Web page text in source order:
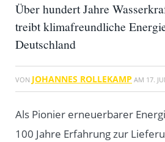
Über hundert Jahre
treibt klimafreundliche
Deutschland
VON JOHANNES ROLLEKAMP AM 17.
Als Pionier erneuerbarer
100 Jahre Erfahrung zur